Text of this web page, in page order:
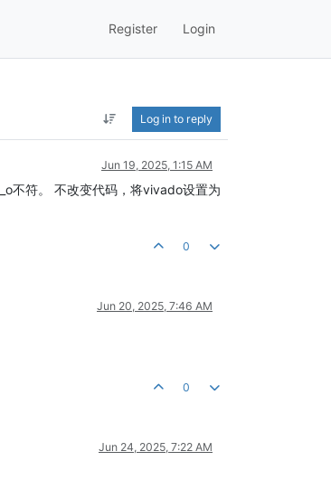
Register Login
Log in to reply
Jun 19, 2025, 1:15 AM
不符。 不改变代码，将vivado设置为
0
Jun 20, 2025, 7:46 AM
0
Jun 24, 2025, 7:22 AM